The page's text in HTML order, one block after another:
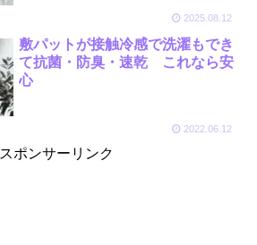
2025.08.12
敷パットが接触冷感で洗濯もでき
て抗菌・防臭・速乾 これなら安
心
2022.06.12
スポンサーリンク